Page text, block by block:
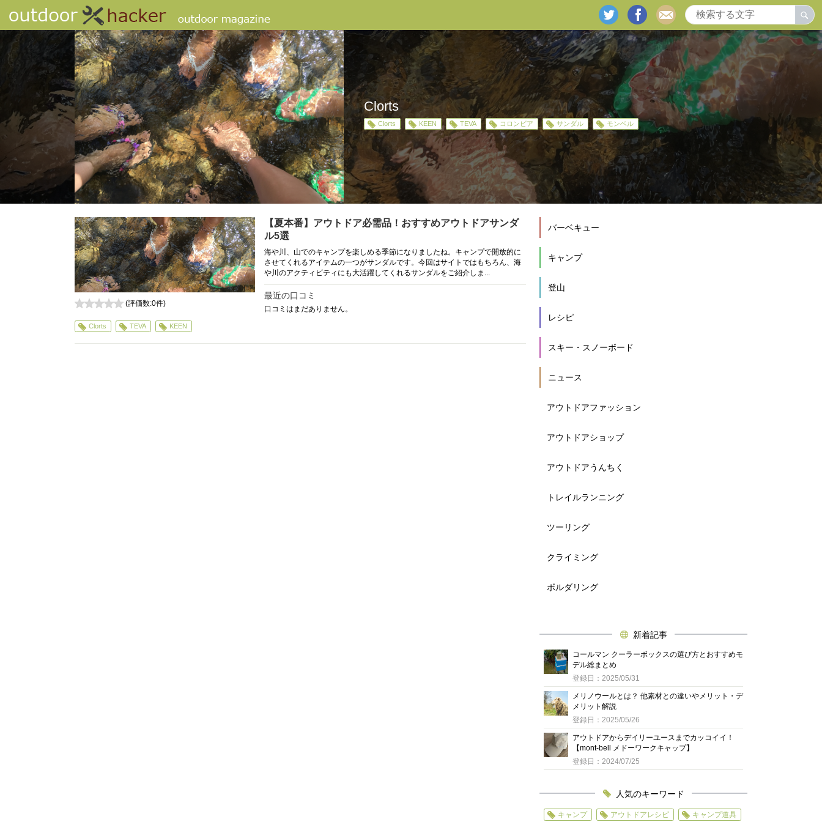
Clorts
Clorts KEEN TEVA コロンビア サンダル モンベル
【夏本番】アウトドア必需品！おすすめアウトドアサンダ
ル5選
海や川、山でのキャンプを楽しめる季節になりましたね。キャンプで開放的に
させてくれるアイテムの一つがサンダルです。今回はサイトではもちろん、海
や川のアクティビティにも大活躍してくれるサンダルをご紹介しま...
最近の口コミ
口コミはまだありません。
(評価数:0件)
Clorts TEVA KEEN
バーベキュー
キャンプ
登山
レシピ
スキー・スノーボード
ニュース
アウトドアファッション
アウトドアショップ
アウトドアうんちく
トレイルランニング
ツーリング
クライミング
ボルダリング
新着記事
コールマン クーラーボックスの選び方とおすすめモ
デル総まとめ
登録日：2025/05/31
メリノウールとは？ 他素材との違いやメリット・デ
メリット解説
登録日：2025/05/26
アウトドアからデイリーユースまでカッコイイ！
【mont-bell メドーワークキャップ】
登録日：2024/07/25
人気のキーワード
キャンプ アウトドアレシピ キャンプ道具